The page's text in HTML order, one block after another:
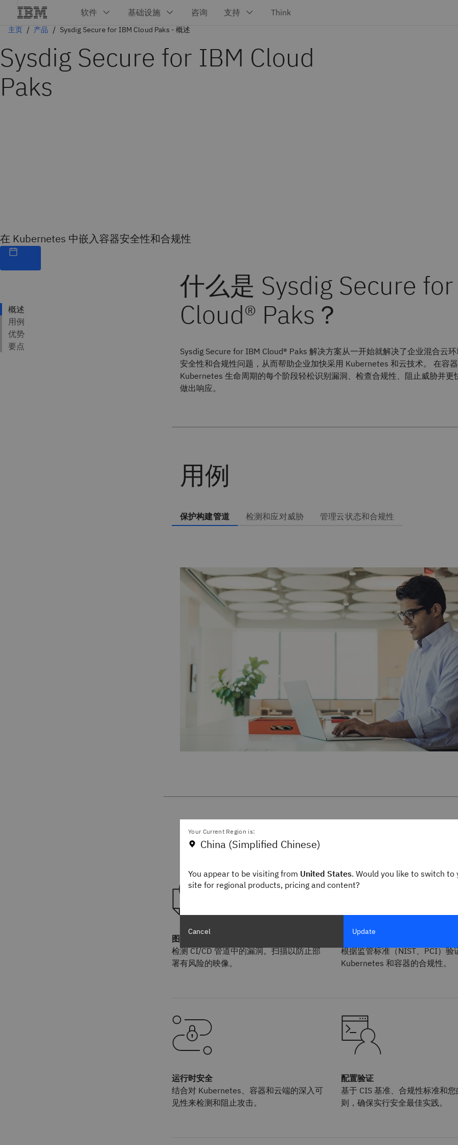
主页 产品 Sysdig Secure for IBM Cloud Paks - 概述
Sysdig Secure for IBM Cloud
Paks
在 Kubernetes 中嵌入容器安全性和合规性
Sysdig Secure for IBM Cloud® Paks 解决方案从一开始就解决了企业混合云
安全性和合规性问题，从而帮助企业加快采用 Kubernetes 和云技术。 在容
Kubernetes 生命周期的每个阶段轻松识别漏洞、检查合规性、阻止威胁并更
做出响应。
用例
保护构建管道 检测和应对威胁 管理云状态和合规性
图像扫描
检测 CI/CD 管道中的漏洞。扫描以防止部
署有风险的映像。
持续合规
根据监管标准（NIST、PCI）验
Kubernetes 和容器的合规性。
运行时安全
结合对 Kubernetes、容器和云端的深入可
见性来检测和阻止攻击。
配置验证
基于 CIS 基准、合规性标准和
则，确保实行安全最佳实践。
Your Current Region is:
China (Simplified Chinese)
You appear to be visiting from United States. Would you like to switch to
site for regional products, pricing and content?
Cancel Update